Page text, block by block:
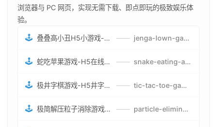
浏览器与 PC 网页，实现无需下载、即点即玩的极致娱乐体
验。
🕹️ 叠叠高小丑H5小游戏-刺激游戏叠叠高小丑竞技赛-网页在线叠叠高小丑闯关游戏 —— jenga-lown-game.smartwatchmanufacturer.cn
🕹️ 蛇吃苹果游戏-H5在线蛇吃苹果网页游戏-有趣休闲游戏 —— snake-eating-apple-game.smartwatchmanufacturer.cn
🕹️ 极井字棋游戏-H5井字棋免费游戏-在线闯关变身超人打怪兽井字棋游戏 —— tic-tac-toe-game.smartwatchmanufacturer.cn
🕹️ 极简解压粒子消除游戏-免费H5粒子消除在线游戏 —— particle-elimination-game.smartwatchmanufacturer.cn